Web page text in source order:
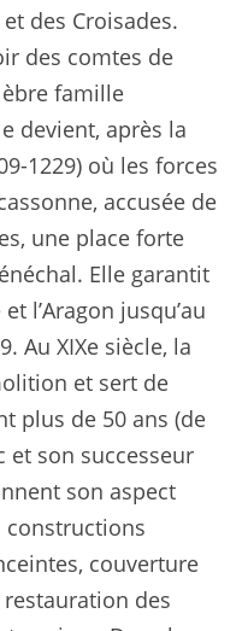
des Croisades.
des comtes de
famille
devient, après la
1229) où les forces
accusée de
une place forte
Elle garantit
l’Aragon jusqu’au
Au XIXe siècle, la
et sert de
plus de 50 ans (de
et son successeur
son aspect
constructions
couverture
des